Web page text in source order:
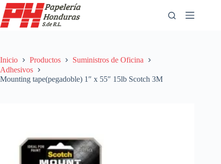
Saltar
al
contenido
Inicio Productos
Suministros de Oficina
Adhesivos
Mounting tape(pegadoble) 1″ x 55″ 15lb Scotch 3M